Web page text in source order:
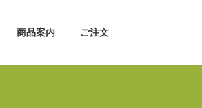
商品案内 ご注文